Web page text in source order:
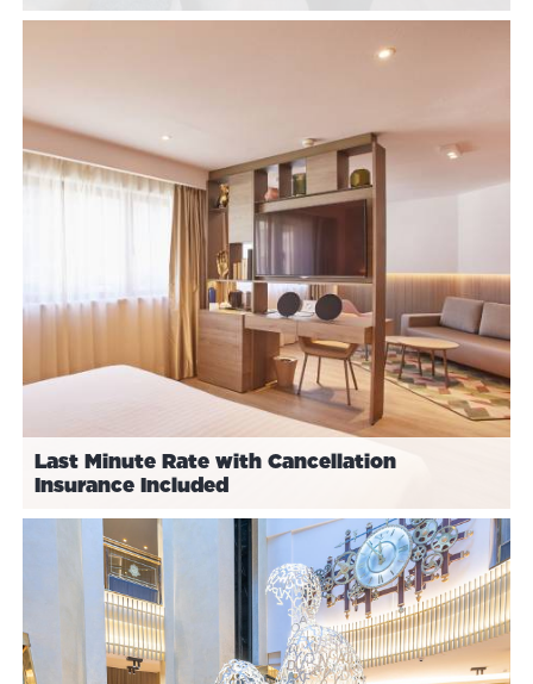
Last Minute Rate with Cancellation
Insurance Included